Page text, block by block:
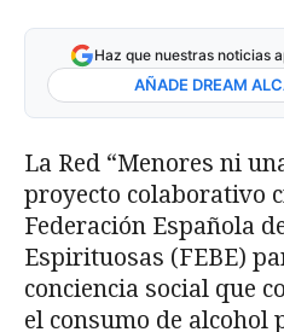
Haz que nuestras noticias
AÑADE DREAM
La Red “Menores ni
proyecto colaborativo
Federación Española
Espirituosas (FEBE)
conciencia social que
el consumo de alcohol